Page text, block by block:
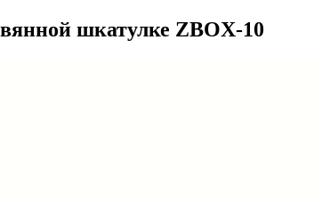
шкатулке ZBOX-10